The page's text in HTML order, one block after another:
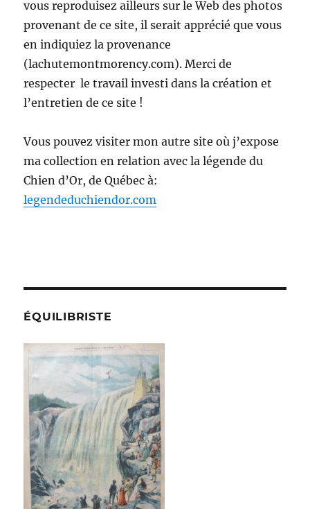
vous reproduisez ailleurs sur le Web des photos
provenant de ce site, il serait apprécié que vous
en indiquiez la provenance
(lachutemontmorency.com). Merci de
respecter le travail investi dans la création et
l’entretien de ce site !
Vous pouvez visiter mon autre site où j’expose
ma collection en relation avec la légende du
Chien d’Or, de Québec à:
legendeduchiendor.com
ÉQUILIBRISTE